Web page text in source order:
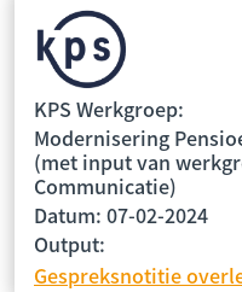
KPS Werkgroep:
Modernisering
(met input van
Communicatie)
Datum: 07-02-2024
Output:
Gespreksnotitie